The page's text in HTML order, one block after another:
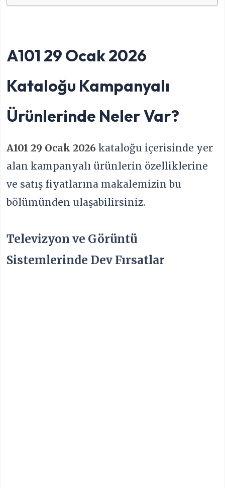
A101 29 Ocak 2026
Kataloğu Kampanyalı
Ürünlerinde Neler Var?
A101 29 Ocak 2026 kataloğu içerisinde yer
alan kampanyalı ürünlerin özelliklerine
ve satış fiyatlarına makalemizin bu
bölümünden ulaşabilirsiniz.
Televizyon ve Görüntü
Sistemlerinde Dev Fırsatlar